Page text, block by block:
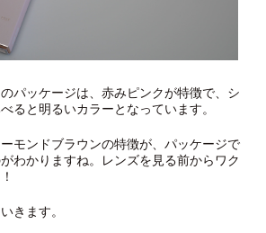
パッケージは、赤みピンクが特徴で、シ
ると明るいカラーとなっています。
モンドブラウンの特徴が、パッケージで
わかりますね。レンズを見る前からワク
きます。